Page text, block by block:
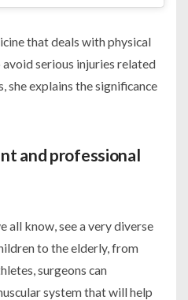
that deals with physical
serious injuries related
she explains the significance
and professional
all know, see a very diverse
to the elderly, from
surgeons can
system that will help